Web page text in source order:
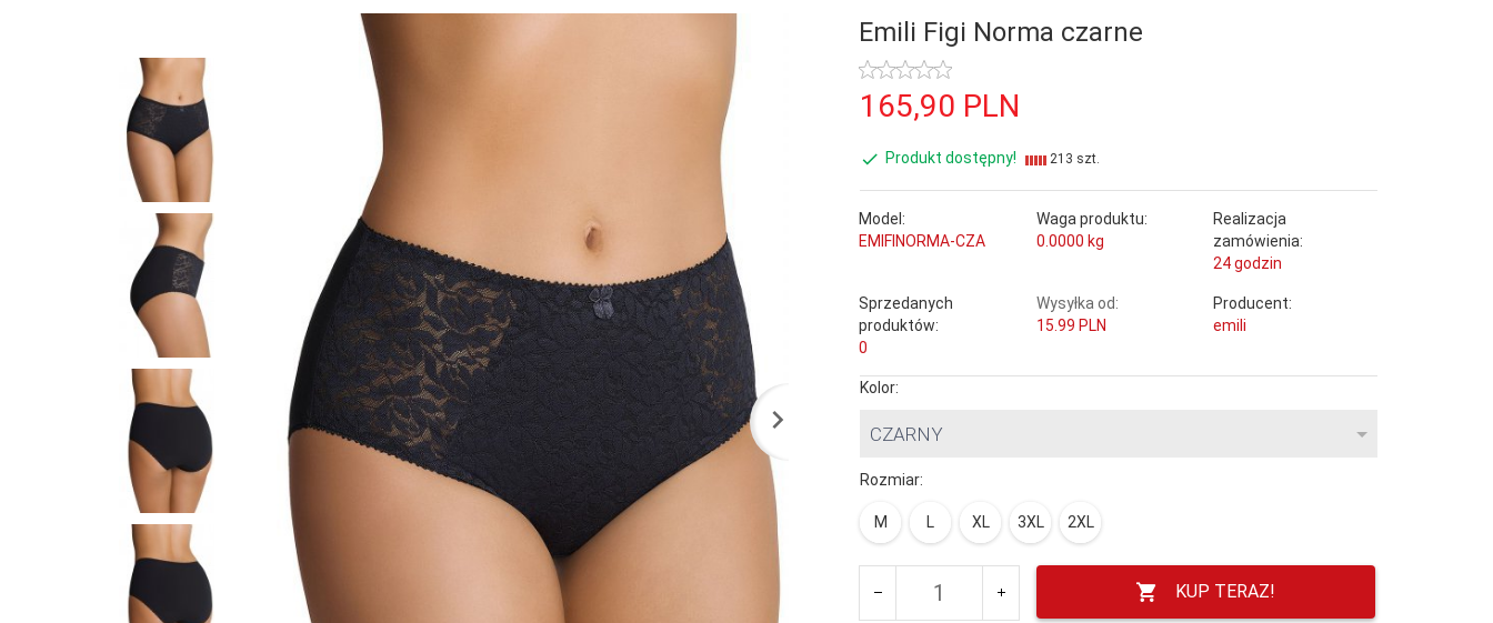
Emili Figi Norma czarne
165,90 PLN
Produkt dostępny! 213 szt.
Model:
EMIFINORMA-CZA
Waga produktu:
0.0000 kg
Realizacja
zamówienia:
24 godzin
Sprzedanych
produktów:
0
Wysyłka od:
15.99 PLN
Producent:
emili
Kolor:
CZARNY
Rozmiar:
M L XL 3XL 2XL
KUP TERAZ!